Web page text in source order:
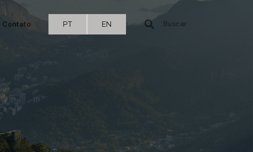
Contato PT EN